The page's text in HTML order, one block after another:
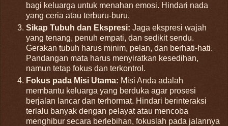
bagi keluarga untuk menahan emosi. Hindari nada
yang ceria atau terburu-buru.
Sikap Tubuh dan Ekspresi: Jaga ekspresi wajah
yang tenang, penuh empati, dan sedikit sendu.
Gerakan tubuh harus minim, pelan, dan berhati-hati.
Pandangan mata harus menyiratkan kesedihan,
namun tetap fokus dan terkontrol.
Fokus pada Misi Utama: Misi Anda adalah
membantu keluarga yang berduka agar prosesi
berjalan lancar dan terhormat. Hindari berinteraksi
terlalu banyak dengan pelayat atau mencoba
menghibur secara berlebihan, fokuslah pada jalannya